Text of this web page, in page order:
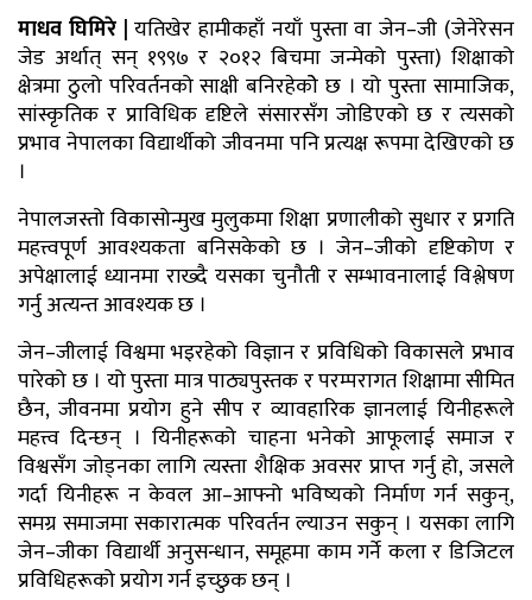
माधव घिमिरे | यतिखेर हामीकहाँ नयाँ पुस्ता वा जेन–जी (जेनेरेसन
जेड अर्थात् सन् १९९७ र २०१२ बिचमा जन्मेको पुस्ता) शिक्षाको
क्षेत्रमा ठुलो परिवर्तनको साक्षी बनिरहेकोे छ । यो पुस्ता सामाजिक,
सांस्कृतिक र प्राविधिक दृष्टिले संसारसँग जोडिएको छ र त्यसको
प्रभाव नेपालका विद्यार्थीको जीवनमा पनि प्रत्यक्ष रूपमा देखिएको छ
।
नेपालजस्तो विकासोन्मुख मुलुकमा शिक्षा प्रणालीको सुधार र प्रगति
महत्त्वपूर्ण आवश्यकता बनिसकेको छ । जेन–जीको दृष्टिकोण र
अपेक्षालाई ध्यानमा राख्दै यसका चुनौती र सम्भावनालाई विश्लेषण
गर्नु अत्यन्त आवश्यक छ ।
जेन–जीलाई विश्वमा भइरहेको विज्ञान र प्रविधिको विकासले प्रभाव
पारेको छ । यो पुस्ता मात्र पाठ्यपुस्तक र परम्परागत शिक्षामा सीमित
छैन, जीवनमा प्रयोग हुने सीप र व्यावहारिक ज्ञानलाई यिनीहरूले
महत्त्व दिन्छन् । यिनीहरूको चाहना भनेको आफूलाई समाज र
विश्वसँग जोड्नका लागि त्यस्ता शैक्षिक अवसर प्राप्त गर्नु हो, जसले
गर्दा यिनीहरू न केवल आ–आफ्नो भविष्यको निर्माण गर्न सकुन्,
समग्र समाजमा सकारात्मक परिवर्तन ल्याउन सकुन् । यसका लागि
जेन–जीका विद्यार्थी अनुसन्धान, समूहमा काम गर्ने कला र डिजिटल
प्रविधिहरूको प्रयोग गर्न इच्छुक छन् ।